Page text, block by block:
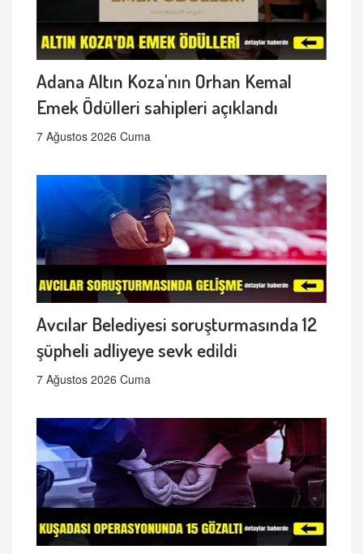
Adana Altın Koza'nın Orhan Kemal
Emek Ödülleri sahipleri açıklandı
7 Ağustos 2026 Cuma
Avcılar Belediyesi soruşturmasında 12
şüpheli adliyeye sevk edildi
7 Ağustos 2026 Cuma